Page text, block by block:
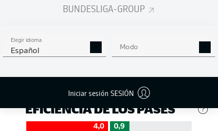
BUNDESLIGA-GROUP
Elegir idioma
Español Modo
Iniciar sesión SESIÓN
(%)
495 349
EFICIENCIA DE LOS PASES
4,0
0,9